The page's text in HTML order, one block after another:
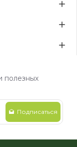
полезных
Подписаться